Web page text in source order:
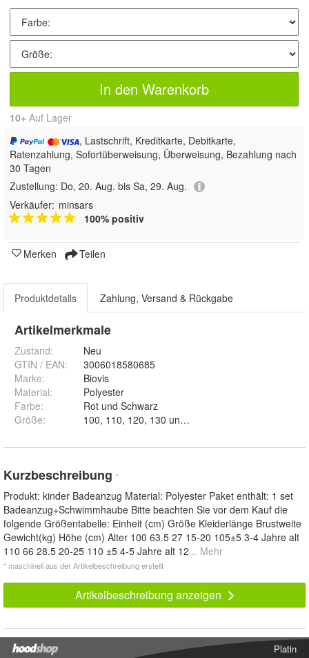
In den Warenkorb
10+ Auf Lager
, Lastschrift, Kreditkarte, Debitkarte,
Ratenzahlung, Sofortüberweisung, Überweisung, Bezahlung nach
30 Tagen
Zustellung: Do, 20. Aug. bis Sa, 29. Aug.
Verkäufer: minsars
100% positiv
Merken Teilen
Produktdetails Zahlung, Versand & Rückgabe
Artikelmerkmale
Zustand:
Neu
GTIN / EAN:
3006018580685
Marke:
Biovis
Material:
Polyester
Farbe:
Rot und Schwarz
Größe: 100, 110, 120, 130 und 140
Kurzbeschreibung *
Produkt: kinder Badeanzug Material: Polyester Paket enthält: 1 set
Badeanzug+Schwimmhaube Bitte beachten Sie vor dem Kauf die
folgende Größentabelle: Einheit (cm) Größe Kleiderlänge Brustweite
Gewicht(kg) Höhe (cm) Alter 100 63.5 27 15-20 105±5 3-4 Jahre alt
110 66 28.5 20-25 110 ±5 4-5 Jahre alt 12... Mehr
* maschinell aus der Artikelbeschreibung erstellt
Artikelbeschreibung anzeigen
Platin